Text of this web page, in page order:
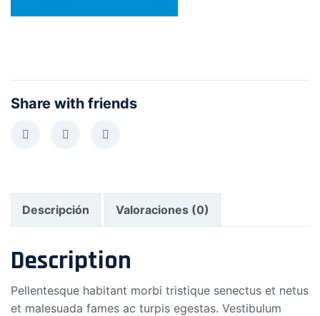
Share with friends
Descripción Valoraciones (0)
Description
Pellentesque habitant morbi tristique senectus et netus
et malesuada fames ac turpis egestas. Vestibulum